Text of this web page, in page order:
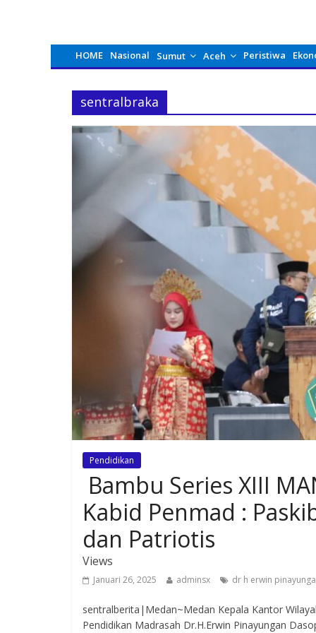
HOME Nasional Sumut Aceh Peristiwa
sentralbraka
Pendidikan
Bambu Series XIII
Kabid Penmad :
dan Patriotis
Views
Januari 26, 2025 adminsx dr h erwin
sentralberita|Medan~Medan Kepala Kantor
Pendidikan Madrasah Dr.H.Erwin Pinayungan